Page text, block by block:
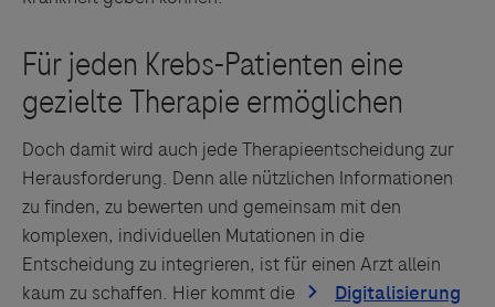
Doch damit wird auch jede Therapieentscheidung zur
Herausforderung. Denn alle nützlichen Informationen
zu finden, zu bewerten und gemeinsam mit den
komplexen, individuellen Mutationen in die
Entscheidung zu integrieren, ist für einen Arzt allein
kaum zu schaffen. Hier kommt die